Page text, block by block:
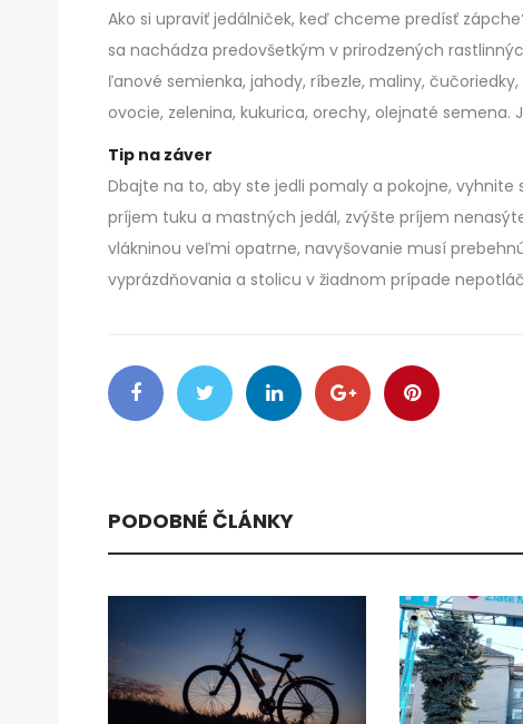
Ako si upraviť jedálniček, keď chceme predísť
sa nachádza predovšetkým v prirodzených
ľanové semienka, jahody, ríbezle, maliny,
ovocie, zelenina, kukurica, orechy, olejnaté semena.
Tip na záver
Dbajte na to, aby ste jedli pomaly a pokojne,
príjem tuku a mastných jedál, zvýšte príjem
vlákninou veľmi opatrne, navyšovanie musí
vyprázdňovania a stolicu v žiadnom prípade
PODOBNÉ ČLÁNKY